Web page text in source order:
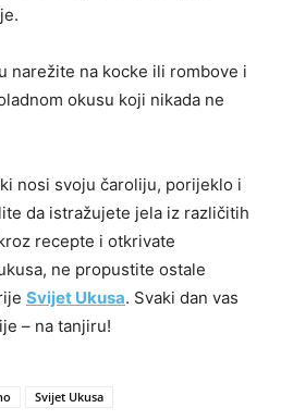
narežite na kocke ili rombove i
okusu koji nikada ne
nosi svoju čaroliju, porijeklo i
da istražujete jela iz različitih
recepte i otkrivate
ne propustite ostale
Svijet Ukusa. Svaki dan vas
– na tanjiru!
Svijet Ukusa